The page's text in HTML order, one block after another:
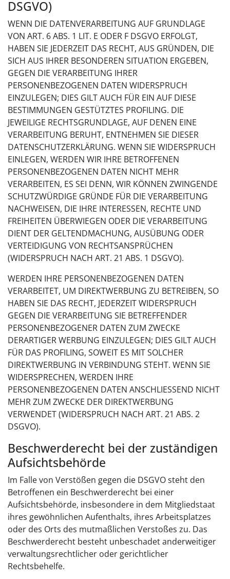
DSGVO)
WENN DIE DATENVERARBEITUNG AUF GRUNDLAGE
VON ART. 6 ABS. 1 LIT. E ODER F DSGVO ERFOLGT,
HABEN SIE JEDERZEIT DAS RECHT, AUS GRÜNDEN, DIE
SICH AUS IHRER BESONDEREN SITUATION ERGEBEN,
GEGEN DIE VERARBEITUNG IHRER
PERSONENBEZOGENEN DATEN WIDERSPRUCH
EINZULEGEN; DIES GILT AUCH FÜR EIN AUF DIESE
BESTIMMUNGEN GESTÜTZTES PROFILING. DIE
JEWEILIGE RECHTSGRUNDLAGE, AUF DENEN EINE
VERARBEITUNG BERUHT, ENTNEHMEN SIE DIESER
DATENSCHUTZERKLÄRUNG. WENN SIE WIDERSPRUCH
EINLEGEN, WERDEN WIR IHRE BETROFFENEN
PERSONENBEZOGENEN DATEN NICHT MEHR
VERARBEITEN, ES SEI DENN, WIR KÖNNEN ZWINGENDE
SCHUTZWÜRDIGE GRÜNDE FÜR DIE VERARBEITUNG
NACHWEISEN, DIE IHRE INTERESSEN, RECHTE UND
FREIHEITEN ÜBERWIEGEN ODER DIE VERARBEITUNG
DIENT DER GELTENDMACHUNG, AUSÜBUNG ODER
VERTEIDIGUNG VON RECHTSANSPRÜCHEN
(WIDERSPRUCH NACH ART. 21 ABS. 1 DSGVO).
WERDEN IHRE PERSONENBEZOGENEN DATEN
VERARBEITET, UM DIREKTWERBUNG ZU BETREIBEN, SO
HABEN SIE DAS RECHT, JEDERZEIT WIDERSPRUCH
GEGEN DIE VERARBEITUNG SIE BETREFFENDER
PERSONENBEZOGENER DATEN ZUM ZWECKE
DERARTIGER WERBUNG EINZULEGEN; DIES GILT AUCH
FÜR DAS PROFILING, SOWEIT ES MIT SOLCHER
DIREKTWERBUNG IN VERBINDUNG STEHT. WENN SIE
WIDERSPRECHEN, WERDEN IHRE
PERSONENBEZOGENEN DATEN ANSCHLIESSEND NICHT
MEHR ZUM ZWECKE DER DIREKTWERBUNG
VERWENDET (WIDERSPRUCH NACH ART. 21 ABS. 2
DSGVO).
Beschwerde­recht bei der zuständigen
Aufsichts­behörde
Im Falle von Verstößen gegen die DSGVO steht den
Betroffenen ein Beschwerderecht bei einer
Aufsichtsbehörde, insbesondere in dem Mitgliedstaat
ihres gewöhnlichen Aufenthalts, ihres Arbeitsplatzes
oder des Orts des mutmaßlichen Verstoßes zu. Das
Beschwerderecht besteht unbeschadet anderweitiger
verwaltungsrechtlicher oder gerichtlicher
Rechtsbehelfe.